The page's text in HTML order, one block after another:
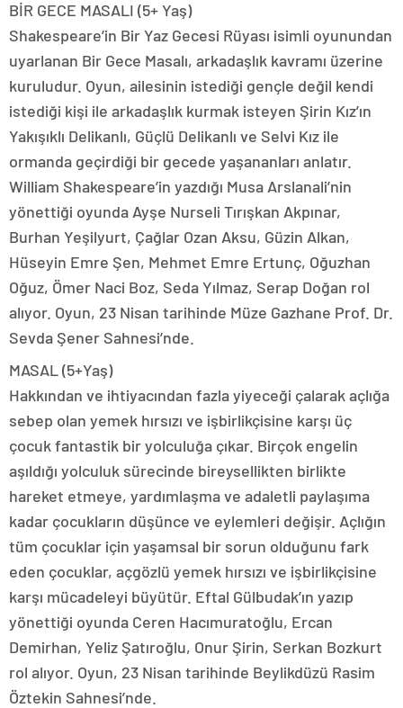
BİR GECE MASALI (5+ Yaş)
Shakespeare’in Bir Yaz Gecesi Rüyası isimli oyunundan
uyarlanan Bir Gece Masalı, arkadaşlık kavramı üzerine
kuruludur. Oyun, ailesinin istediği gençle değil kendi
istediği kişi ile arkadaşlık kurmak isteyen Şirin Kız’ın
Yakışıklı Delikanlı, Güçlü Delikanlı ve Selvi Kız ile
ormanda geçirdiği bir gecede yaşananları anlatır.
William Shakespeare’in yazdığı Musa Arslanali’nin
yönettiği oyunda Ayşe Nurseli Tırışkan Akpınar,
Burhan Yeşilyurt, Çağlar Ozan Aksu, Güzin Alkan,
Hüseyin Emre Şen, Mehmet Emre Ertunç, Oğuzhan
Oğuz, Ömer Naci Boz, Seda Yılmaz, Serap Doğan rol
alıyor. Oyun, 23 Nisan tarihinde Müze Gazhane Prof. Dr.
Sevda Şener Sahnesi’nde.
MASAL (5+Yaş)
Hakkından ve ihtiyacından fazla yiyeceği çalarak açlığa
sebep olan yemek hırsızı ve işbirlikçisine karşı üç
çocuk fantastik bir yolculuğa çıkar. Birçok engelin
aşıldığı yolculuk sürecinde bireysellikten birlikte
hareket etmeye, yardımlaşma ve adaletli paylaşıma
kadar çocukların düşünce ve eylemleri değişir. Açlığın
tüm çocuklar için yaşamsal bir sorun olduğunu fark
eden çocuklar, açgözlü yemek hırsızı ve işbirlikçisine
karşı mücadeleyi büyütür. Eftal Gülbudak’ın yazıp
yönettiği oyunda Ceren Hacımuratoğlu, Ercan
Demirhan, Yeliz Şatıroğlu, Onur Şirin, Serkan Bozkurt
rol alıyor. Oyun, 23 Nisan tarihinde Beylikdüzü Rasim
Öztekin Sahnesi’nde.